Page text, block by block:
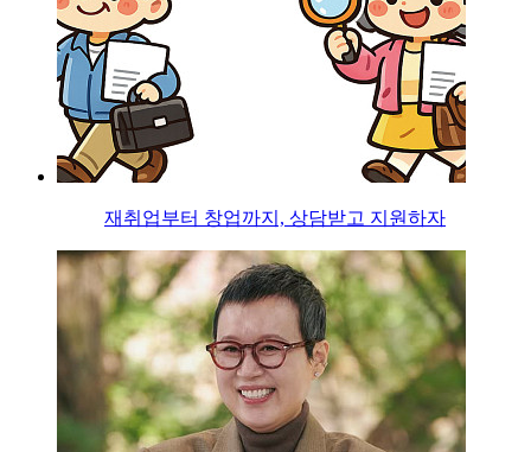
재취업부터 창업까지, 상담받고 지원하자